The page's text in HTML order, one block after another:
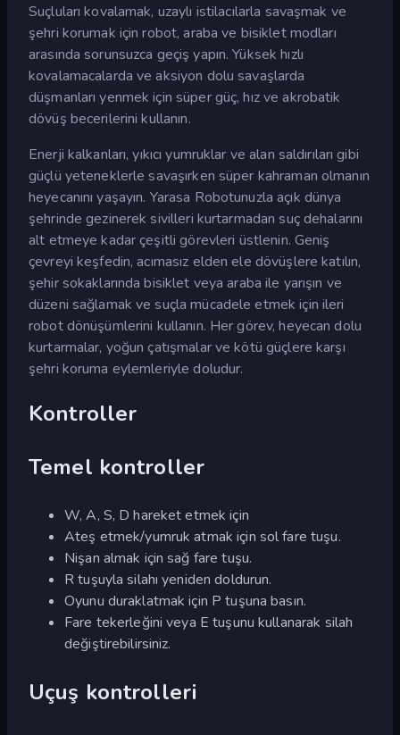
Suçluları kovalamak, uzaylı istilacılarla savaşmak ve
şehri korumak için robot, araba ve bisiklet modları
arasında sorunsuzca geçiş yapın. Yüksek hızlı
kovalamacalarda ve aksiyon dolu savaşlarda
düşmanları yenmek için süper güç, hız ve akrobatik
dövüş becerilerini kullanın.
Enerji kalkanları, yıkıcı yumruklar ve alan saldırıları gibi
güçlü yeteneklerle savaşırken süper kahraman olmanın
heyecanını yaşayın. Yarasa Robotunuzla açık dünya
şehrinde gezinerek sivilleri kurtarmadan suç dehalarını
alt etmeye kadar çeşitli görevleri üstlenin. Geniş
çevreyi keşfedin, acımasız elden ele dövüşlere katılın,
şehir sokaklarında bisiklet veya araba ile yarışın ve
düzeni sağlamak ve suçla mücadele etmek için ileri
robot dönüşümlerini kullanın. Her görev, heyecan dolu
kurtarmalar, yoğun çatışmalar ve kötü güçlere karşı
şehri koruma eylemleriyle doludur.
Kontroller
Temel kontroller
W, A, S, D hareket etmek için
Ateş etmek/yumruk atmak için sol fare tuşu.
Nişan almak için sağ fare tuşu.
R tuşuyla silahı yeniden doldurun.
Oyunu duraklatmak için P tuşuna basın.
Fare tekerleğini veya E tuşunu kullanarak silah
değiştirebilirsiniz.
Uçuş kontrolleri